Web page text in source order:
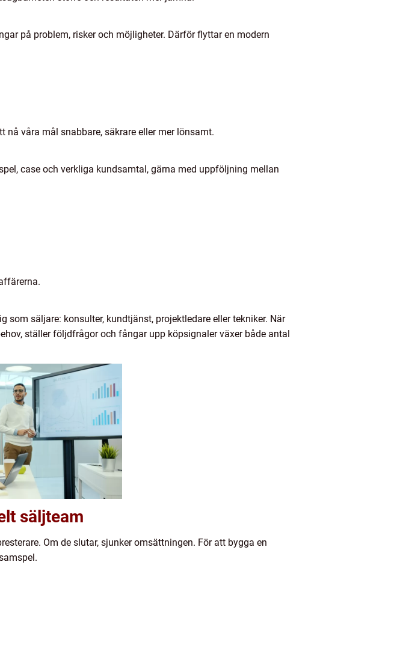
på problem, risker och möjligheter. Därför flyttar en modern
våra mål snabbare, säkrare eller mer lönsamt.
case och verkliga kundsamtal, gärna med uppföljning mellan
säljare: konsulter, kundtjänst, projektledare eller tekniker. När
ställer följdfrågor och fångar upp köpsignaler växer både antal
säljteam
Om de slutar, sjunker omsättningen. För att bygga en